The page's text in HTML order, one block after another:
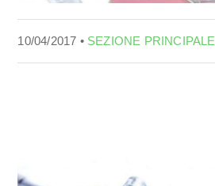
10/04/2017 • SEZIONE PRINCIPALE